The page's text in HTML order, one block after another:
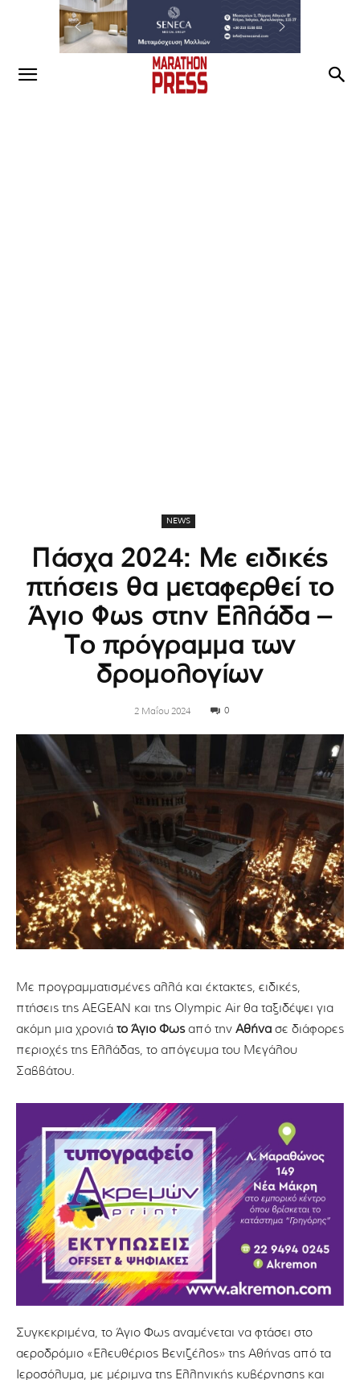
NEWS
Πάσχα 2024: Με ειδικές
πτήσεις θα μεταφερθεί το
Άγιο Φως στην Ελλάδα –
Το πρόγραμμα των
δρομολογίων
2 Μαΐου 2024 0
Με προγραμματισμένες αλλά και έκτακτες, ειδικές,
πτήσεις της AEGEAN και της Olympic Air θα ταξιδέψει για
ακόμη μια χρονιά το Άγιο Φωςαπό την Αθήνα σε διάφορες
περιοχές της Ελλάδας, το απόγευμα του Μεγάλου
Σαββάτου.
Συγκεκριμένα, το Άγιο Φως αναμένεται να φτάσει στο
αεροδρόμιο «Ελευθέριος Βενιζέλος» της Αθήνας από τα
Ιεροσόλυμα, με μέριμνα της Ελληνικής κυβέρνησης και